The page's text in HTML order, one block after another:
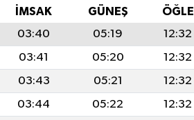
İMSAK GÜNEŞ ÖĞLE
03:40 05:19 12:32
03:41 05:20 12:32
03:43 05:21 12:32
03:44 05:22 12:32